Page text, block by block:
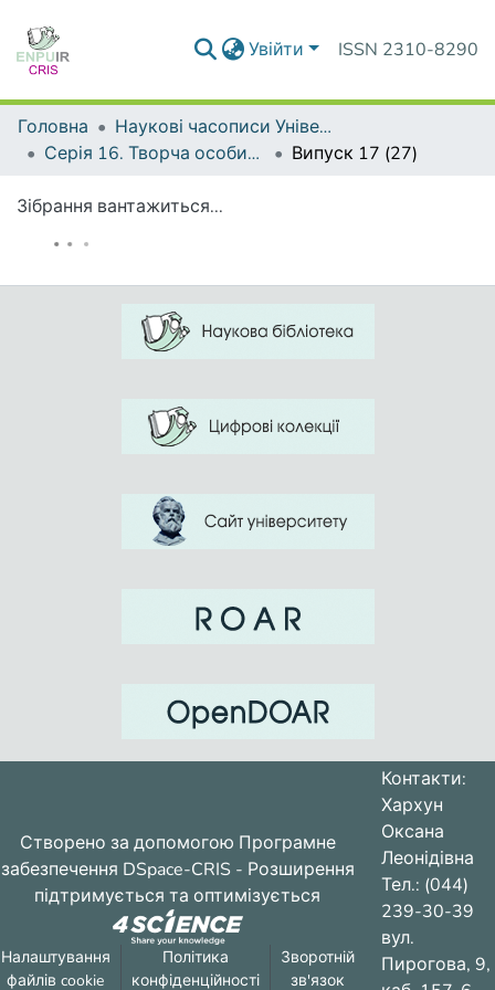
Увійти ISSN 2310-8290
Головна
Наукові часописи Університету
Серія 16. Творча особистість учителя: проблеми теорії і практики
Випуск 17 (27)
Зібрання вантажиться...
Створено за допомогою Програмне
забезпечення DSpace-CRIS - Розширення
підтримується та оптимізується
Налаштування
файлів cookie
Політика
конфіденційності
Зворотній
зв'язок
Контакти:
Хархун
Оксана
Леонідівна
Тел.: (044)
239-30-39
вул.
Пирогова, 9,